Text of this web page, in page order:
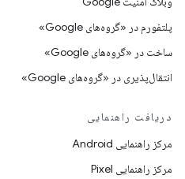
پلتفورم در «گروه‌های Google»
ساخت در «گروه‌های Google»
انتقال‌پذیری در «گروه‌های Google»
دریافت راهنمایی
مرکز راهنمایی Android
مرکز راهنمایی Pixel